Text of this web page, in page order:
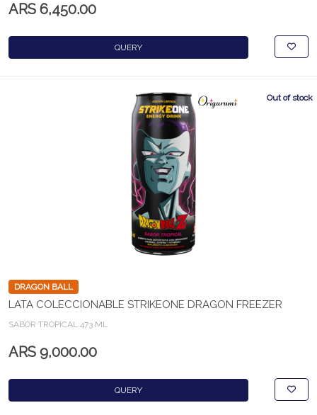
ARS 6,450.00
QUERY
Out of stock
DRAGON BALL
LATA COLECCIONABLE STRIKEONE DRAGON FREEZER
SABOR TROPICAL 473 ML
ARS 9,000.00
QUERY